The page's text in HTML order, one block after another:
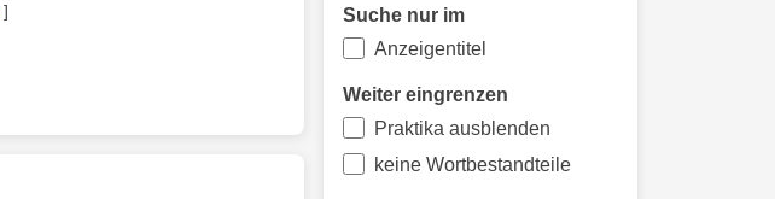
]
Suche nur im
Anzeigentitel
Weiter eingrenzen
Praktika ausblenden
keine Wortbestandteile